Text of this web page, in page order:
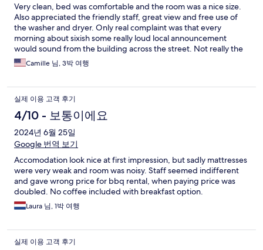
Very clean, bed was comfortable and the room was a nice size.
Also appreciated the friendly staff, great view and free use of
the washer and dryer. Only real complaint was that every
morning about sixish some really loud local announcement
would sound from the building across the street. Not really the
hotels fault but it woke us up every morning. One thing to be
aware of is there isn't much sound proofing so if you get unlucky
Camille 님, 3박 여행
실제 이용 고객 후기
4/10 - 보통이에요
2024년 6월 25일
Google 번역 보기
Accomodation look nice at first impression, but sadly mattresses
were very weak and room was noisy. Staff seemed indifferent
and gave wrong price for bbq rental, when paying price was
doubled. No coffee included with breakfast option.
Laura 님, 1박 여행
실제 이용 고객 후기